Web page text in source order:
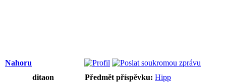
Nahoru
ditaon
Předmět příspěvku: Hipp